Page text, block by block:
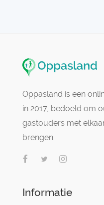
Oppasland is een
in 2017, bedoeld om
gastouders met
brengen.
Informatie